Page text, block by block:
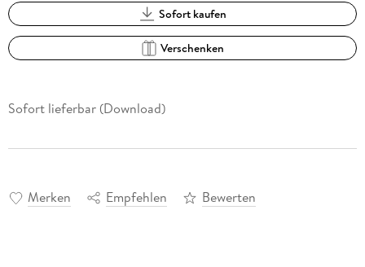
Sofort kaufen
Verschenken
Sofort lieferbar (Download)
Merken Empfehlen Bewerten